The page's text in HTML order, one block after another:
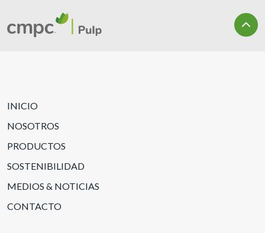
INICIO
NOSOTROS
PRODUCTOS
SOSTENIBILIDAD
MEDIOS & NOTICIAS
CONTACTO